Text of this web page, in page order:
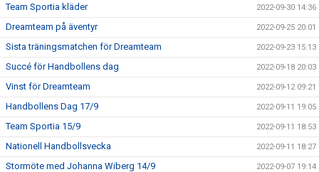
Team Sportia kläder 2022-09-30 14:36
Dreamteam på äventyr 2022-09-25 20:01
Sista träningsmatchen för Dreamteam 2022-09-23 15:13
Succé för Handbollens dag 2022-09-18 20:03
Vinst för Dreamteam 2022-09-12 09:21
Handbollens Dag 17/9 2022-09-11 19:05
Team Sportia 15/9 2022-09-11 18:53
Nationell Handbollsvecka 2022-09-11 18:27
Stormöte med Johanna Wiberg 14/9 2022-09-07 19:14